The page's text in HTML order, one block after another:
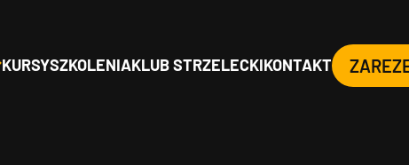
KURSYSZKOLENIAKLUB STRZELECKIKONTAKT